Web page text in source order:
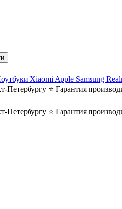
Xiaomi Apple Samsung
Петербургу ⭐ Гарантия
Петербургу ⭐ Гарантия